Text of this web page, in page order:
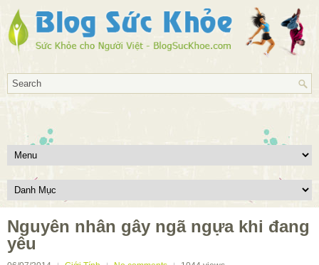
Nguyên nhân gây ngã ngựa khi đang
yêu